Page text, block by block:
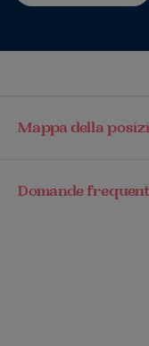
Mappa della
Domande